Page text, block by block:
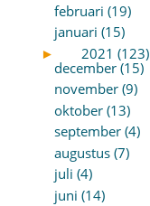
februari (19)
januari (15)
►
2021 (123)
december (15)
november (9)
oktober (13)
september (4)
augustus (7)
juli (4)
juni (14)